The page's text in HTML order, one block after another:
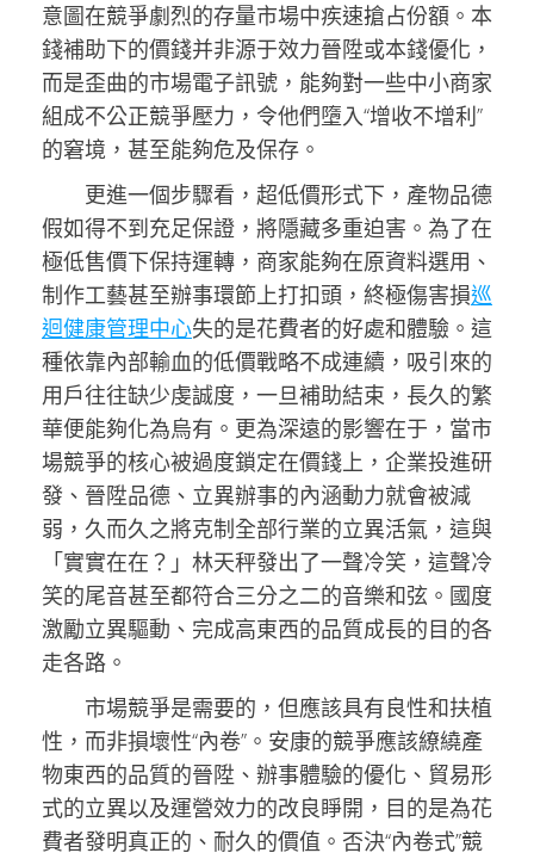
意圖在競爭劇烈的存量市場中疾速搶占份額。本
錢補助下的價錢并非源于效力晉陞或本錢優化，
而是歪曲的市場電子訊號，能夠對一些中小商家
組成不公正競爭壓力，令他們墮入“增收不增利”
的窘境，甚至能夠危及保存。
更進一個步驟看，超低價形式下，產物品德
假如得不到充足保證，將隱藏多重迫害。為了在
極低售價下保持運轉，商家能夠在原資料選用、
制作工藝甚至辦事環節上打扣頭，終極傷害損巡
迴健康管理中心失的是花費者的好處和體驗。這
種依靠內部輸血的低價戰略不成連續，吸引來的
用戶往往缺少虔誠度，一旦補助結束，長久的繁
華便能夠化為烏有。更為深遠的影響在于，當市
場競爭的核心被過度鎖定在價錢上，企業投進研
發、晉陞品德、立異辦事的內涵動力就會被減
弱，久而久之將克制全部行業的立異活氣，這與
「實實在在？」林天秤發出了一聲冷笑，這聲冷
笑的尾音甚至都符合三分之二的音樂和弦。國度
激勵立異驅動、完成高東西的品質成長的目的各
走各路。
市場競爭是需要的，但應該具有良性和扶植
性，而非損壞性“內卷”。安康的競爭應該繚繞產
物東西的品質的晉陞、辦事體驗的優化、貿易形
式的立異以及運營效力的改良睜開，目的是為花
費者發明真正的、耐久的價值。否決“內卷式”競